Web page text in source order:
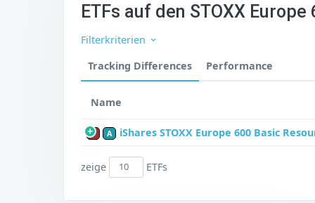
ETFs auf den STOXX
Filterkriterien
Tracking Differences
Performance
Name
P A iShares STOXX Europe 600 Basic
zeige ETFs